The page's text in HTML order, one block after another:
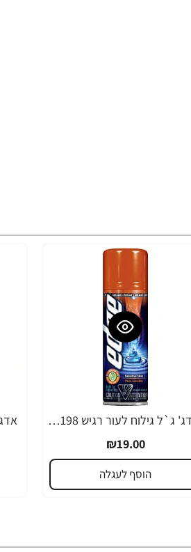
אדג' ג`ל גילוח לעור רגיש 198 גרם - מבית EDGE
₪19.00
הוסף לעגלה